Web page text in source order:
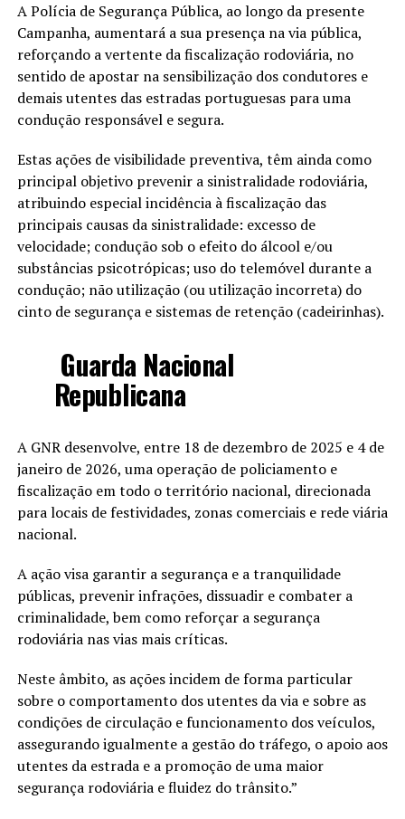
A Polícia de Segurança Pública, ao longo da presente
Campanha, aumentará a sua presença na via pública,
reforçando a vertente da fiscalização rodoviária, no
sentido de apostar na sensibilização dos condutores e
demais utentes das estradas portuguesas para uma
condução responsável e segura.
Estas ações de visibilidade preventiva, têm ainda como
principal objetivo prevenir a sinistralidade rodoviária,
atribuindo especial incidência à fiscalização das
principais causas da sinistralidade: excesso de
velocidade; condução sob o efeito do álcool e/ou
substâncias psicotrópicas; uso do telemóvel durante a
condução; não utilização (ou utilização incorreta) do
cinto de segurança e sistemas de retenção (cadeirinhas).
Guarda Nacional
Republicana
A GNR desenvolve, entre 18 de dezembro de 2025 e 4 de
janeiro de 2026, uma operação de policiamento e
fiscalização em todo o território nacional, direcionada
para locais de festividades, zonas comerciais e rede viária
nacional.
A ação visa garantir a segurança e a tranquilidade
públicas, prevenir infrações, dissuadir e combater a
criminalidade, bem como reforçar a segurança
rodoviária nas vias mais críticas.
Neste âmbito, as ações incidem de forma particular
sobre o comportamento dos utentes da via e sobre as
condições de circulação e funcionamento dos veículos,
assegurando igualmente a gestão do tráfego, o apoio aos
utentes da estrada e a promoção de uma maior
segurança rodoviária e fluidez do trânsito.”